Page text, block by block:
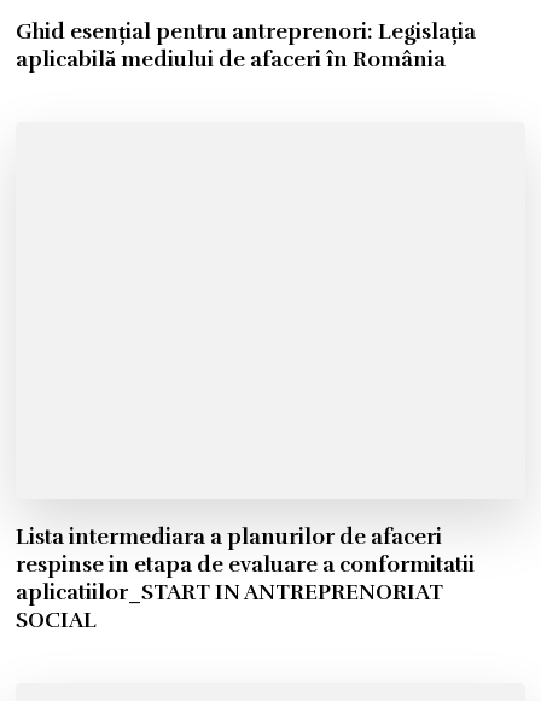
Ghid esențial pentru antreprenori: Legislația
aplicabilă mediului de afaceri în România
Lista intermediara a planurilor de afaceri
respinse in etapa de evaluare a conformitatii
aplicatiilor_START IN ANTREPRENORIAT
SOCIAL